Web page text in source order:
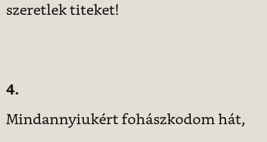
szeretlek titeket!
4.
Mindannyiukért fohászkodom hát,